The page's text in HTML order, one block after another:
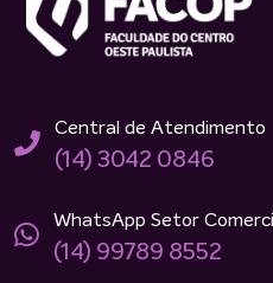
Central de Atendimento
(14) 3042 0846
WhatsApp Setor
(14) 99789 8552